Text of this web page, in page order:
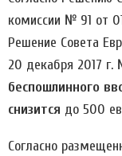
комиссии № 91 от
Решение Совета
20 декабря 2017 г.
беспошлинного
снизится до 500
Согласно